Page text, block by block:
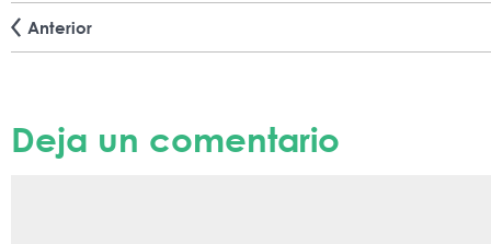
Anterior
Deja un comentario